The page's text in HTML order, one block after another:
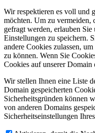
Wir respektieren es voll und
möchten. Um zu vermeiden,
gefragt werden, erlauben
Einstellungen zu speichern.
andere Cookies zulassen,
zu können. Wenn Sie
Cookies auf unserer Domain
Wir stellen Ihnen eine Liste
Domain gespeicherten
Sicherheitsgründen können
von anderen Domains
Sicherheitseinstellungen